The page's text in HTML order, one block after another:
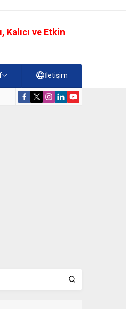
ve Etkin
İletişim